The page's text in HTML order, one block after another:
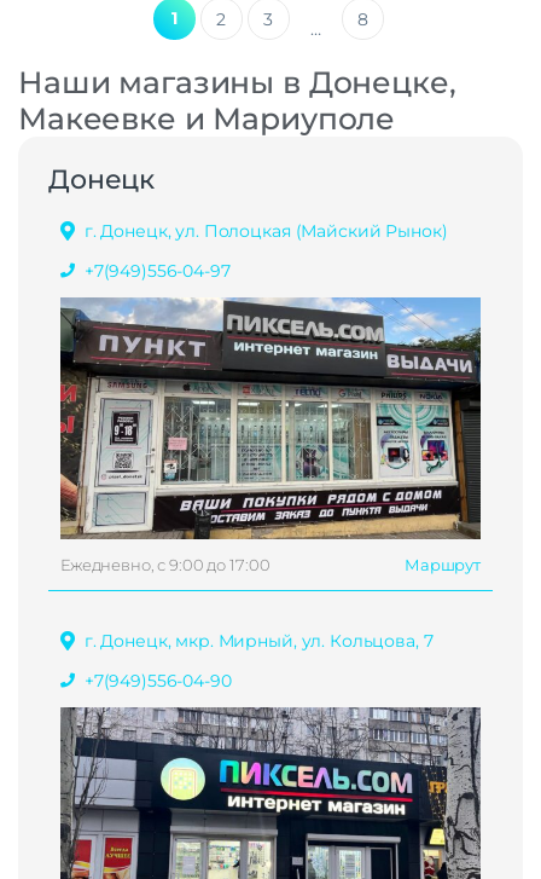
1 2 3 … 8
Наши магазины в Донецке,
Макеевке и Мариуполе
Донецк
г. Донецк, ул. Полоцкая (Майский Рынок)
+7(949)556-04-97
Ежедневно, с 9:00 до 17:00 Маршрут
г. Донецк, мкр. Мирный, ул. Кольцова, 7
+7(949)556-04-90